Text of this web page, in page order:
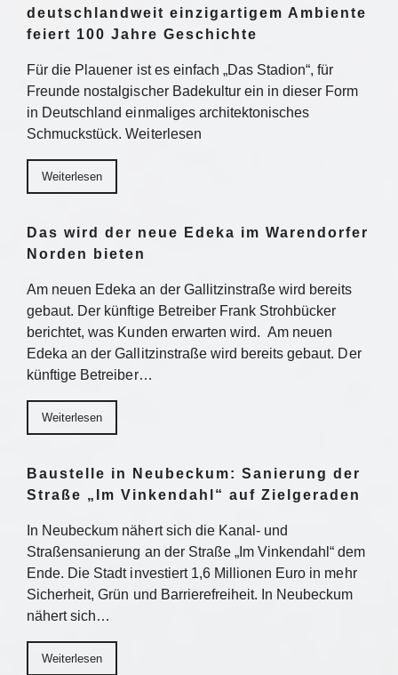
deutschlandweit einzigartigem Ambiente
feiert 100 Jahre Geschichte
Für die Plauener ist es einfach „Das Stadion“, für
Freunde nostalgischer Badekultur ein in dieser Form
in Deutschland einmaliges architektonisches
Schmuckstück. Weiterlesen
Weiterlesen
Das wird der neue Edeka im Warendorfer
Norden bieten
Am neuen Edeka an der Gallitzinstraße wird bereits
gebaut. Der künftige Betreiber Frank Strohbücker
berichtet, was Kunden erwarten wird. Am neuen
Edeka an der Gallitzinstraße wird bereits gebaut. Der
künftige Betreiber…
Weiterlesen
Baustelle in Neubeckum: Sanierung der
Straße „Im Vinkendahl“ auf Zielgeraden
In Neubeckum nähert sich die Kanal- und
Straßensanierung an der Straße „Im Vinkendahl“ dem
Ende. Die Stadt investiert 1,6 Millionen Euro in mehr
Sicherheit, Grün und Barrierefreiheit. In Neubeckum
nähert sich…
Weiterlesen